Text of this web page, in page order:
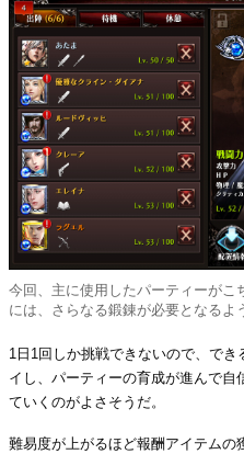
今回、主に使用したパーティーがこ
には、さらなる鍛錬が必要となるよ
1日1回しか挑戦できないので、で
イし、パーティーの育成が進んで
ていくのがよさそうだ。
難易度が上がるほど報酬アイテムの